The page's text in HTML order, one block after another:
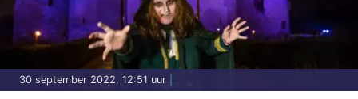
30 september 2022, 12:51 uur